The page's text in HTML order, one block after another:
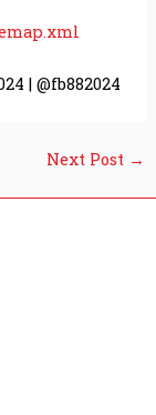
| @fb882024
Next Post →